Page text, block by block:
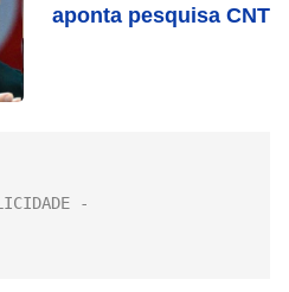
aponta pesquisa CNT